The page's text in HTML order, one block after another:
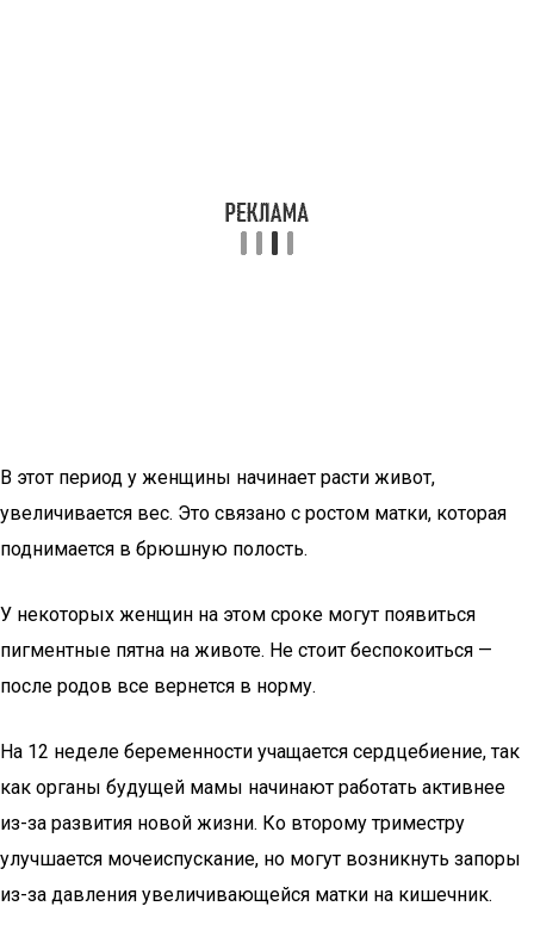
В этот период у женщины начинает расти живот,
увеличивается вес. Это связано с ростом матки, которая
поднимается в брюшную полость.
У некоторых женщин на этом сроке могут появиться
пигментные пятна на животе. Не стоит беспокоиться —
после родов все вернется в норму.
На 12 неделе беременности учащается сердцебиение, так
как органы будущей мамы начинают работать активнее
из-за развития новой жизни. Ко второму триместру
улучшается мочеиспускание, но могут возникнуть запоры
из-за давления увеличивающейся матки на кишечник.